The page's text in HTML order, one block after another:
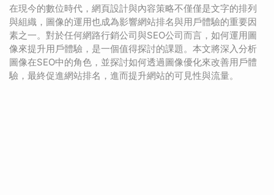
在現今的數位時代，網頁設計與內容策略不僅僅是文字的排列
與組織，圖像的運用也成為影響網站排名與用戶體驗的重要因
素之一。對於任何網路行銷公司與SEO公司而言，如何運用圖
像來提升用戶體驗，是一個值得探討的課題。本文將深入分析
圖像在SEO中的角色，並探討如何透過圖像優化來改善用戶體
驗，最終促進網站排名，進而提升網站的可見性與流量。